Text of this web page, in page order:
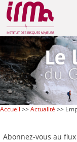
Accueil >>Actualité >>
Abonnez-vous au